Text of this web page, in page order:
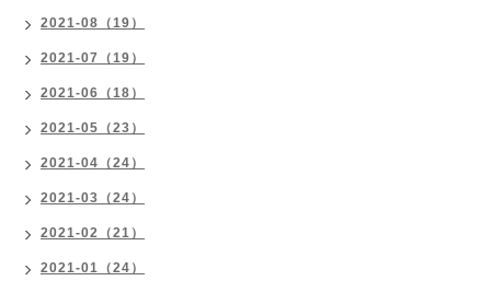
2021-08（19）
2021-07（19）
2021-06（18）
2021-05（23）
2021-04（24）
2021-03（24）
2021-02（21）
2021-01（24）